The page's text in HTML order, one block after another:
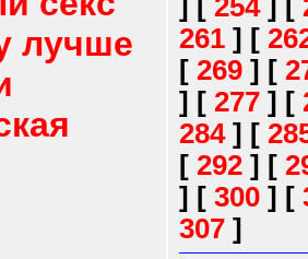
лучше
] [ 254] [
261 ] [
[ 269 ] [
] [ 277 ] [
284] [
[ 292 ] [
] [ 300 ] [
307 ]